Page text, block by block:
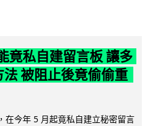
竟私自建留言板 讓多
被阻止後竟偷偷重
今年 5 月起竟私自建立秘密留言